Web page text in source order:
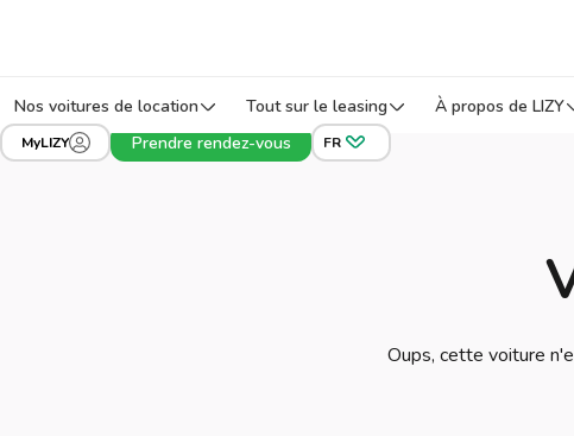
Nos voitures de location Tout sur le leasing À propos de LIZY
MyLIZY Prendre rendez-vous FR
Oups, cette voiture